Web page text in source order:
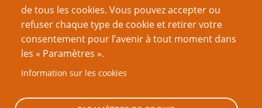
de tous les cookies. Vous pouvez accepter ou
refuser chaque type de cookie et retirer votre
consentement pour l’avenir à tout moment dans
les « Paramètres ».
Information sur les cookies
Une histoire de dés
Les langues de D&D impliquent un univers particulier
1d20 idées de cadeaux rôlistes qui ne soient pas